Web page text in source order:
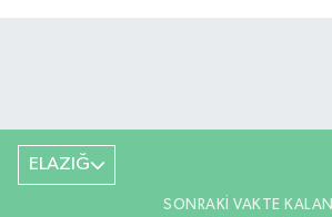
ELAZIĞ
SONRAKI VAKTE KALAN